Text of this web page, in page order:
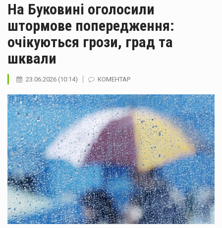
На Буковині оголосили
штормове попередження:
очікуються грози, град та
шквали
23.06.2026 (10:14) КОМЕНТАР